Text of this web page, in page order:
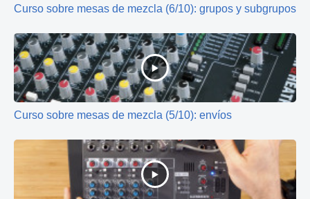
Curso sobre mesas de mezcla (6/10): grupos y subgrupos
Curso sobre mesas de mezcla (5/10): envíos